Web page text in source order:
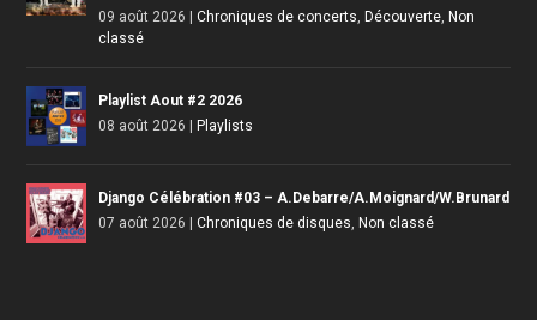
09 août 2026
|Chroniques de concerts, Découverte, Non
classé
Playlist Aout #2 2026
08 août 2026
Playlists
Django Célébration #03 – A.Debarre/A.Moignard/W.Brunard
07 août 2026
|Chroniques de disques, Non classé